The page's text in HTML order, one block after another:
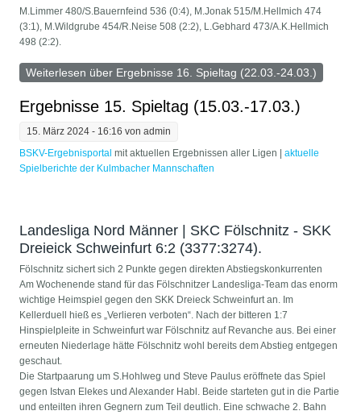
M.Limmer 480/S.Bauernfeind 536 (0:4), M.Jonak 515/M.Hellmich 474
(3:1), M.Wildgrube 454/R.Neise 508 (2:2), L.Gebhard 473/A.K.Hellmich
498 (2:2).
Weiterlesen über Ergebnisse 16. Spieltag (22.03.-24.03.)
Ergebnisse 15. Spieltag (15.03.-17.03.)
15. März 2024 - 16:16 vonadmin
BSKV-Ergebnisportal mit aktuellen Ergebnissen aller Ligen | ​aktuelle
Spielberichte der Kulmbacher Mannschaften
Landesliga Nord Männer | SKC Fölschnitz - SKK
Dreieick Schweinfurt 6:2 (3377:3274).
Fölschnitz sichert sich 2 Punkte gegen direkten Abstiegskonkurrenten
Am Wochenende stand für das Fölschnitzer Landesliga-Team das enorm
wichtige Heimspiel gegen den SKK Dreieck Schweinfurt an. Im
Kellerduell hieß es „Verlieren verboten“. Nach der bitteren 1:7
Hinspielpleite in Schweinfurt war Fölschnitz auf Revanche aus. Bei einer
erneuten Niederlage hätte Fölschnitz wohl bereits dem Abstieg entgegen
geschaut.
Die Startpaarung um S.Hohlweg und Steve Paulus eröffnete das Spiel
gegen Istvan Elekes und Alexander Habl. Beide starteten gut in die Partie
und enteilten ihren Gegnern zum Teil deutlich. Eine schwache 2. Bahn